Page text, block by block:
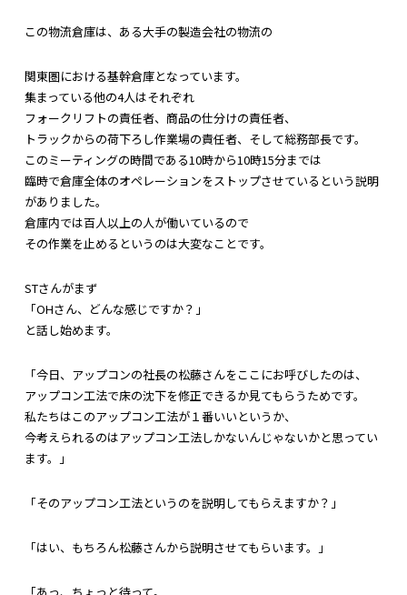
この物流倉庫は、ある大手の製造会社の物流の
関東圏における基幹倉庫となっています。
集まっている他の4人はそれぞれ
フォークリフトの責任者、商品の仕分けの責任者、
トラックからの荷下ろし作業場の責任者、そして総務部長です。
このミーティングの時間である10時から10時15分までは
臨時で倉庫全体のオペレーションをストップさせているという説明
がありました。
倉庫内では百人以上の人が働いているので
その作業を止めるというのは大変なことです。
STさんがまず
「OHさん、どんな感じですか？」
と話し始めます。
「今日、アップコンの社長の松藤さんをここにお呼びしたのは、
アップコン工法で床の沈下を修正できるか見てもらうためです。
私たちはこのアップコン工法が１番いいというか、
今考えられるのはアップコン工法しかないんじゃないかと思ってい
ます。」
「そのアップコン工法というのを説明してもらえますか？」
「はい、もちろん松藤さんから説明させてもらいます。」
「あっ、ちょっと待って。